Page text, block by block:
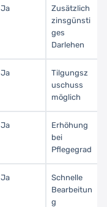
Ja
Zusätzlich
zinsgünsti
ges
Darlehen
Ja
Tilgungsz
uschuss
möglich
Ja
Erhöhung
bei
Pflegegrad
Ja
Schnelle
Bearbeitun
g